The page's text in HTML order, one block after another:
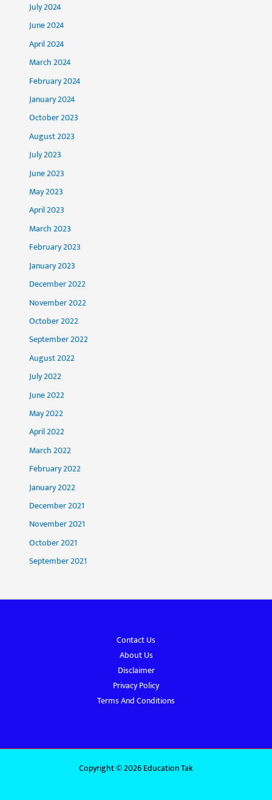
July 2024
June 2024
April 2024
March 2024
February 2024
January 2024
October 2023
August 2023
July 2023
June 2023
May 2023
April 2023
March 2023
February 2023
January 2023
December 2022
November 2022
October 2022
September 2022
August 2022
July 2022
June 2022
May 2022
April 2022
March 2022
February 2022
January 2022
December 2021
November 2021
October 2021
September 2021
Contact Us
About Us
Disclaimer
Privacy Policy
Terms And Conditions
Copyright © 2026 Education Tak